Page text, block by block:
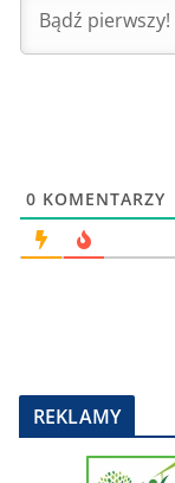
0 KOMENTARZY
REKLAMY